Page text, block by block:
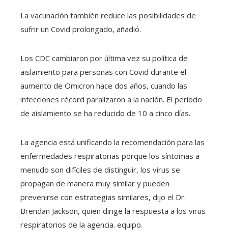
La vacunación también reduce las posibilidades de
sufrir un Covid prolongado, añadió.
Los CDC cambiaron por última vez su política de
aislamiento para personas con Covid durante el
aumento de Omicron hace dos años, cuando las
infecciones récord paralizaron a la nación. El período
de aislamiento se ha reducido de 10 a cinco días.
La agencia está unificando la recomendación para las
enfermedades respiratorias porque los síntomas a
menudo son difíciles de distinguir, los virus se
propagan de manera muy similar y pueden
prevenirse con estrategias similares, dijo el Dr.
Brendan Jackson, quien dirige la respuesta a los virus
respiratorios de la agencia. equipo.